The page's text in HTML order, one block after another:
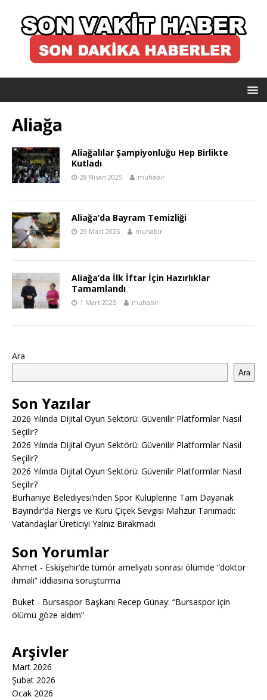
Aliağa
Aliağalılar Şampiyonluğu Hep Birlikte
Kutladı
28 Nisan 2025 muhabir
Aliağa’da Bayram Temizliği
29 Mart 2025 muhabir
Aliağa’da İlk İftar İçin Hazırlıklar
Tamamlandı
1 Mart 2025 muhabir
Ara
Ara
Son Yazılar
2026 Yılında Dijital Oyun Sektörü: Güvenilir Platformlar Nasıl
Seçilir?
2026 Yılında Dijital Oyun Sektörü: Güvenilir Platformlar Nasıl
Seçilir?
2026 Yılında Dijital Oyun Sektörü: Güvenilir Platformlar Nasıl
Seçilir?
Burhaniye Belediyesi’nden Spor Kulüplerine Tam Dayanak
Bayındır’da Nergis ve Kuru Çiçek Sevgisi Mahzur Tanımadı:
Vatandaşlar Üreticiyi Yalnız Bırakmadı
Son Yorumlar
Ahmet - Eskişehir’de tümör ameliyatı sonrası ölümde “doktor
ihmali” iddiasına soruşturma
Buket - Bursaspor Başkanı Recep Günay: “Bursaspor için
ölümü göze aldım”
Arşivler
Mart 2026
Şubat 2026
Ocak 2026